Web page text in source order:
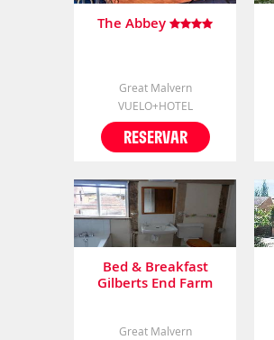
The Abbey
Great Malvern
VUELO+HOTEL
RESERVAR
Bed & Breakfast
Gilberts End Farm
Great Malvern